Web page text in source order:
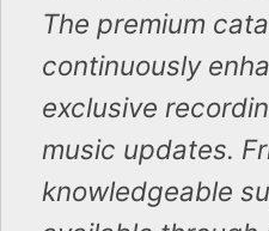
The premium
continuously
exclusive
music updates.
knowledgeable